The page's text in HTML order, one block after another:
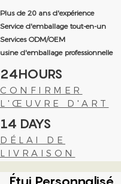
Plus de 20 ans d'expérience
Service d'emballage tout-en-un
Services ODM/OEM
usine d'emballage professionnelle
24HOURS
CONFIRMER
L'ŒUVRE D'ART
14 DAYS
DÉLAI DE
LIVRAISON